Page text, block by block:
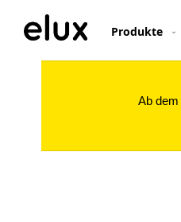
zumProdukte
Ab dem